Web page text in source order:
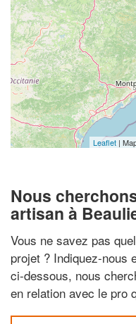
Leaflet |
Nous
artisan à
Vous ne savez pas
projet ? Indiquez-nous
ci-dessous, nous
en relation avec le pro